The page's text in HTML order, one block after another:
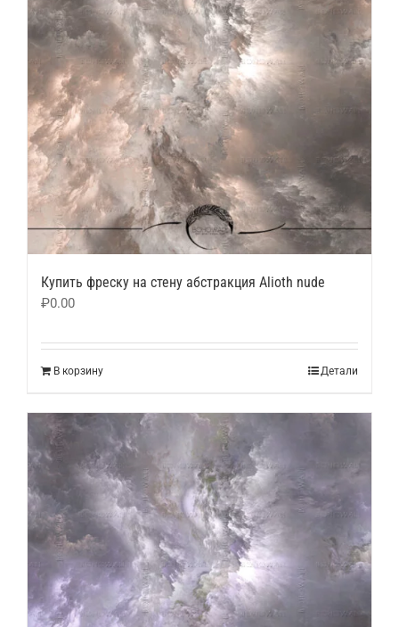
Купить фреску на стену абстракция Alioth nude
₽0.00
В корзину Детали